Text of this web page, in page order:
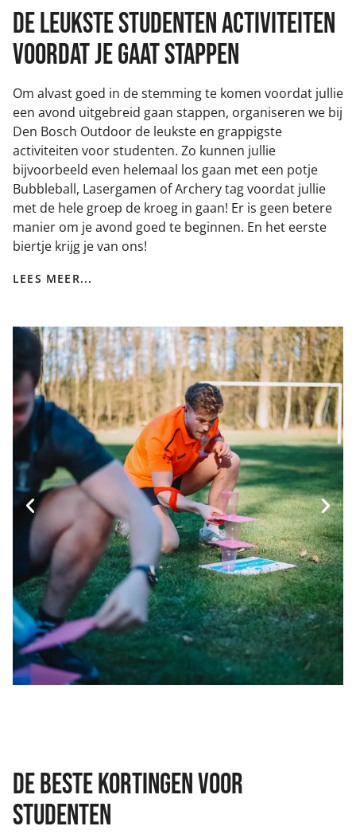
DE LEUKSTE studenten ACTIVITEITEN
VOORDAT JE GAAT STAPPEN
Om alvast goed in de stemming te komen voordat jullie
een avond uitgebreid gaan stappen, organiseren we bij
Den Bosch Outdoor de leukste en grappigste
activiteiten voor studenten. Zo kunnen jullie
bijvoorbeeld even helemaal los gaan met een potje
Bubbleball, Lasergamen of Archery tag voordat jullie
met de hele groep de kroeg in gaan! Er is geen betere
manier om je avond goed te beginnen. En het eerste
biertje krijg je van ons!
LEES MEER...
De beste kortingen voor
studenten